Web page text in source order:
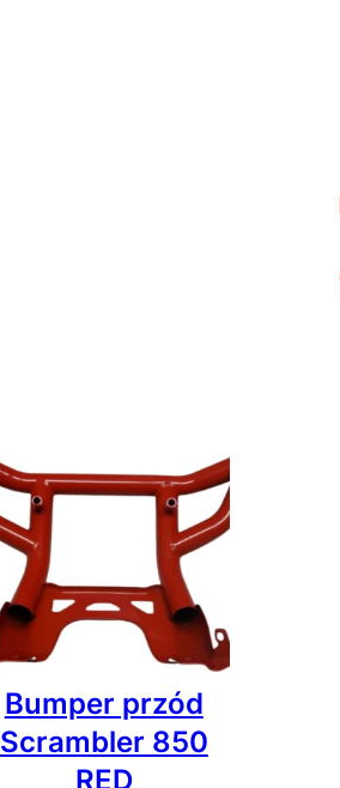
Bumper przód
Scrambler 850
RED